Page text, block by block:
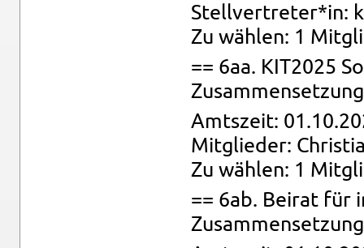
Stell­ver­tre­ter*in:
Zu wäh­len: 1
== 6aa. KIT2025
Amts­zeit:
Mit­glie­der:
Zu wäh­len: 1
== 6ab. Bei­rat für